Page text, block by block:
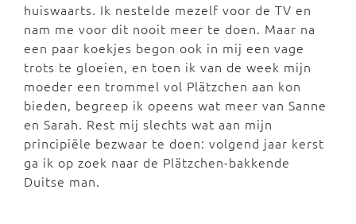
huiswaarts. Ik nestelde mezelf voor de TV en
nam me voor dit nooit meer te doen. Maar na
een paar koekjes begon ook in mij een vage
trots te gloeien, en toen ik van de week mijn
moeder een trommel vol Plätzchen aan kon
bieden, begreep ik opeens wat meer van Sanne
en Sarah. Rest mij slechts wat aan mijn
principiële bezwaar te doen: volgend jaar kerst
ga ik op zoek naar de Plätzchen-bakkende
Duitse man.